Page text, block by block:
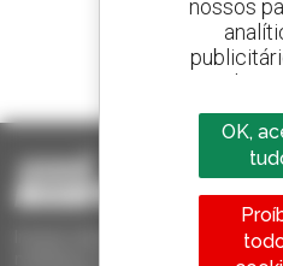
1 em cada 4
vendido no
Invia le richieste a più
notifiche in base agli alert
nossos
redes
OK,